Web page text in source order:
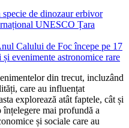
de dinozaur erbivor
UNESCO Țara
Calului de Foc începe pe 17
evenimente astronomice rare
din trecut, incluzând
care au influențat
explorează atât faptele, cât și
mai profundă a
și sociale care au